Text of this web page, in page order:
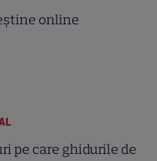
online
pe care ghidurile de